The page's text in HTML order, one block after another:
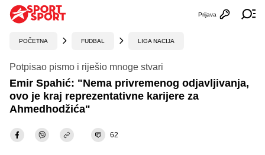
Otvori
Prijava
POČETNA FUDBAL LIGA NACIJA
Potpisao pismo i riješio mnoge stvari
Emir Spahić: "Nema privremenog odjavljivanja,
ovo je kraj reprezentativne karijere za
Ahmedhodžića"
62